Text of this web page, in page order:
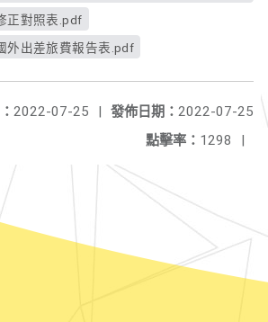
正對照表.pdf
外出差旅費報告表.pdf
發佈日期： 2022-07-25
2022-07-25
|
點擊率： 1298 |